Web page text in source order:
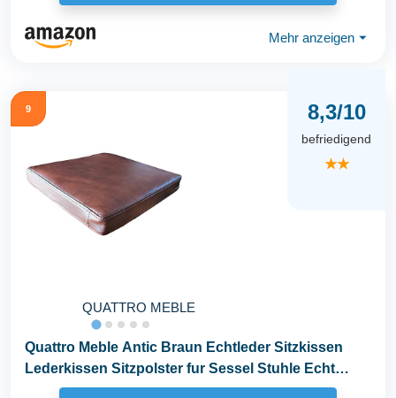
Mehr anzeigen ⏷
9
QUATTRO MEBLE
8,3/10
befriedigend
★★
Quattro Meble Antic Braun Echtleder Sitzkissen
Lederkissen Sitzpolster fur Sessel Stuhle Echt
Leder...